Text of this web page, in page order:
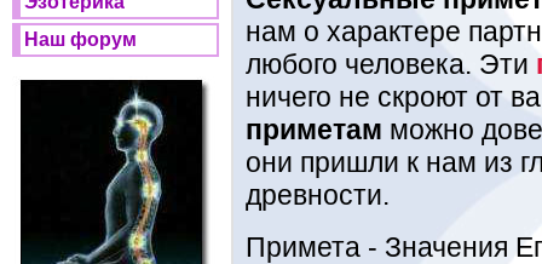
Наш форум
нам о характере
любого человека. Эти
ничего не скроют от
приметам можно
они пришли к нам из
древности.
Примета - Значения